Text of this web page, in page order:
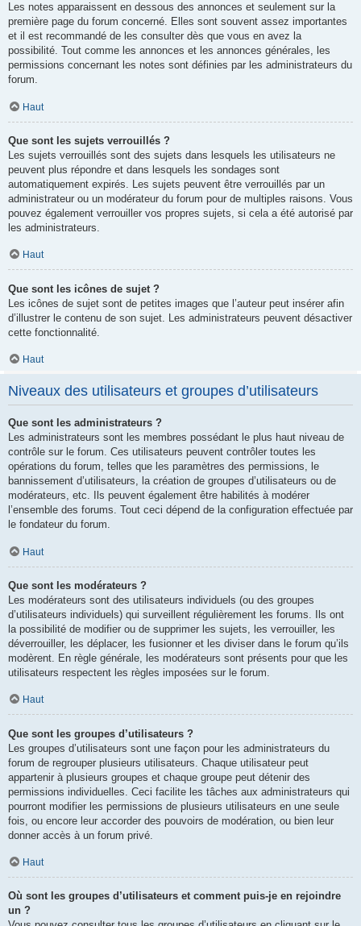
Les notes apparaissent en dessous des annonces et seulement sur la
première page du forum concerné. Elles sont souvent assez importantes
et il est recommandé de les consulter dès que vous en avez la
possibilité. Tout comme les annonces et les annonces générales, les
permissions concernant les notes sont définies par les administrateurs du
forum.
Haut
Que sont les sujets verrouillés ?
Les sujets verrouillés sont des sujets dans lesquels les utilisateurs ne
peuvent plus répondre et dans lesquels les sondages sont
automatiquement expirés. Les sujets peuvent être verrouillés par un
administrateur ou un modérateur du forum pour de multiples raisons. Vous
pouvez également verrouiller vos propres sujets, si cela a été autorisé par
les administrateurs.
Haut
Que sont les icônes de sujet ?
Les icônes de sujet sont de petites images que l’auteur peut insérer afin
d’illustrer le contenu de son sujet. Les administrateurs peuvent désactiver
cette fonctionnalité.
Haut
Niveaux des utilisateurs et groupes d’utilisateurs
Que sont les administrateurs ?
Les administrateurs sont les membres possédant le plus haut niveau de
contrôle sur le forum. Ces utilisateurs peuvent contrôler toutes les
opérations du forum, telles que les paramètres des permissions, le
bannissement d’utilisateurs, la création de groupes d’utilisateurs ou de
modérateurs, etc. Ils peuvent également être habilités à modérer
l’ensemble des forums. Tout ceci dépend de la configuration effectuée par
le fondateur du forum.
Haut
Que sont les modérateurs ?
Les modérateurs sont des utilisateurs individuels (ou des groupes
d’utilisateurs individuels) qui surveillent régulièrement les forums. Ils ont
la possibilité de modifier ou de supprimer les sujets, les verrouiller, les
déverrouiller, les déplacer, les fusionner et les diviser dans le forum qu’ils
modèrent. En règle générale, les modérateurs sont présents pour que les
utilisateurs respectent les règles imposées sur le forum.
Haut
Que sont les groupes d’utilisateurs ?
Les groupes d’utilisateurs sont une façon pour les administrateurs du
forum de regrouper plusieurs utilisateurs. Chaque utilisateur peut
appartenir à plusieurs groupes et chaque groupe peut détenir des
permissions individuelles. Ceci facilite les tâches aux administrateurs qui
pourront modifier les permissions de plusieurs utilisateurs en une seule
fois, ou encore leur accorder des pouvoirs de modération, ou bien leur
donner accès à un forum privé.
Haut
Où sont les groupes d’utilisateurs et comment puis-je en rejoindre
un ?